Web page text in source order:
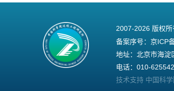
2007-2026 版权
备案序号： 京ICP
地址：北京市海淀
电话：010-
技术支持 中国科